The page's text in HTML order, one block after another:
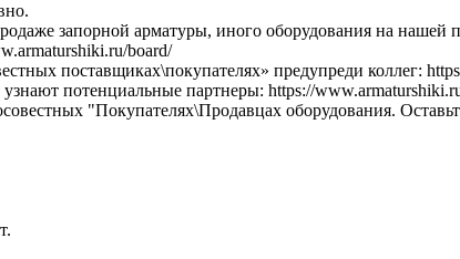
запорной арматуры, иного оборудования на
board/
поставщиках\покупателях» предупреди коллег:
потенциальные партнеры: https://
"Покупателях\Продавцах оборудования.